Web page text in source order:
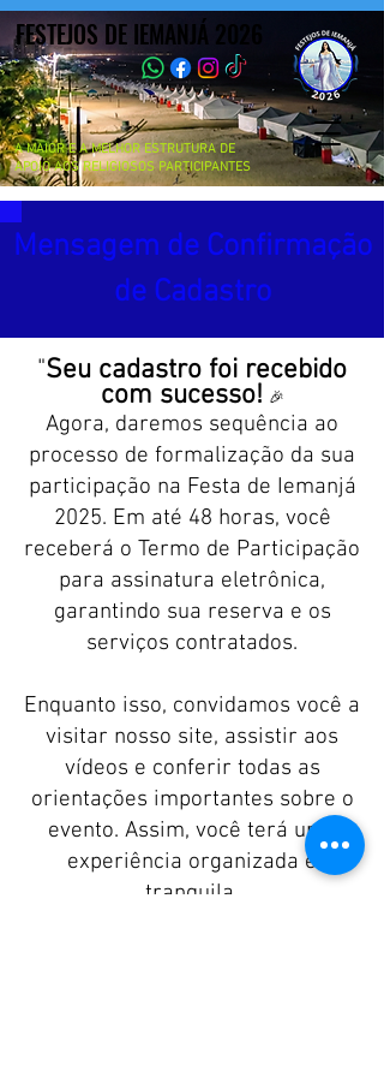
FESTEJOS DE IEMANJÁ 2026
FESTEJOS DE IEMANJÁ 2026
A MAIOR E A MELHOR ESTRUTURA DE
APOIO AOS RELIGIOSOS PARTICIPANTES
Mensagem de Confirmação
de Cadastro
"Seu cadastro foi recebido
com sucesso! 🎉
Agora, daremos sequência ao
processo de formalização da sua
participação na Festa de Iemanjá
2025. Em até 48 horas, você
receberá o Termo de Participação
para assinatura eletrônica,
garantindo sua reserva e os
serviços contratados.
Enquanto isso, convidamos você a
visitar nosso site, assistir aos
vídeos e conferir todas as
orientações importantes sobre o
evento. Assim, você terá uma
experiência organizada e
tranquila.